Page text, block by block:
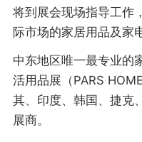
将到展会现场指导工作
际市场的家居用品及家
中东地区唯一最专业的
活用品展（PARS
其、印度、韩国、捷克
展商。